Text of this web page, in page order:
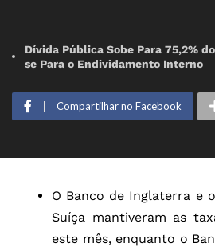
Dívida Pública Sobe Para 75,2%
se Para o Endividamento Interno
Compartilhar no Facebook
O Banco de Inglaterra e
Suíça mantiveram as
este mês, enquanto o